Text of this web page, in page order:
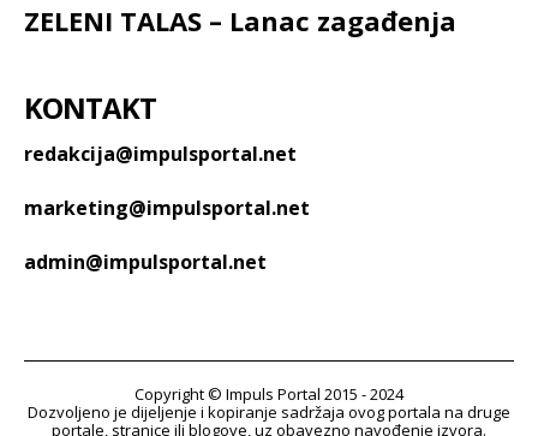
ZELENI TALAS – Lanac zagađenja
KONTAKT
redakcija@impulsportal.net
marketing@impulsportal.net
admin@impulsportal.net
Copyright © Impuls Portal 2015 - 2024
Dozvoljeno je dijeljenje i kopiranje sadržaja ovog portala na druge
portale, stranice ili blogove, uz obavezno navođenje izvora.